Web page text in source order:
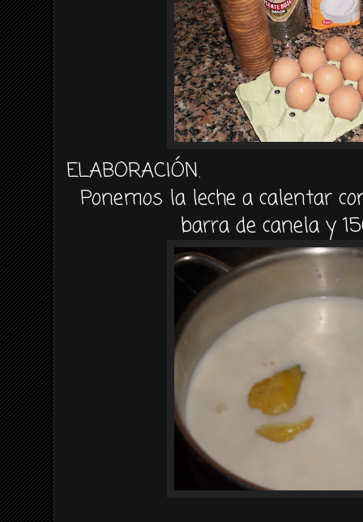
ELABORACIÓN.
Ponemos la leche a calentar
barra de canela y